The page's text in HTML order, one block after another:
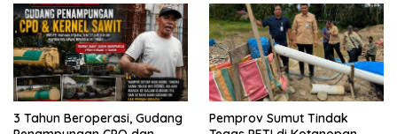
3 Tahun Beroperasi, Gudang
Pemprov Sumut Tindak